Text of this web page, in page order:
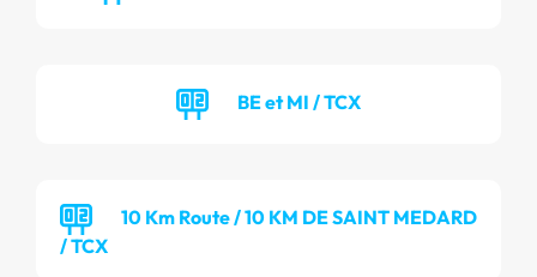
BE et MI / TCX
10 Km Route / 10 KM DE SAINT MEDARD
/ TCX